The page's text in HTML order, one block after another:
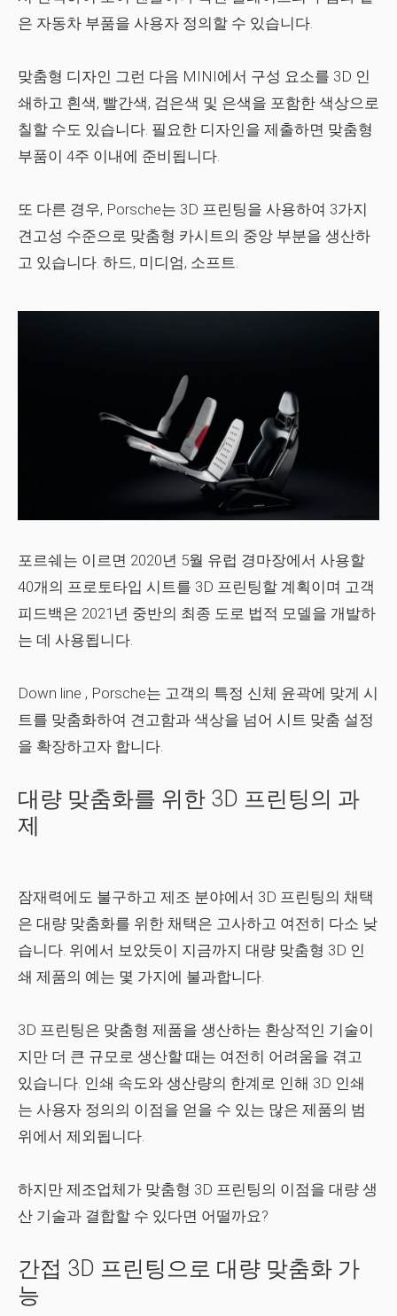
은 자동차 부품을 사용자 정의할 수 있습니다.
맞춤형 디자인 그런 다음 MINI에서 구성 요소를 3D 인
쇄하고 흰색, 빨간색, 검은색 및 은색을 포함한 색상으로
칠할 수도 있습니다. 필요한 디자인을 제출하면 맞춤형
부품이 4주 이내에 준비됩니다.
또 다른 경우, Porsche는 3D 프린팅을 사용하여 3가지
견고성 수준으로 맞춤형 카시트의 중앙 부분을 생산하
고 있습니다. 하드, 미디엄, 소프트.
포르쉐는 이르면 2020년 5월 유럽 경마장에서 사용할
40개의 프로토타입 시트를 3D 프린팅할 계획이며 고객
피드백은 2021년 중반의 최종 도로 법적 모델을 개발하
는 데 사용됩니다.
Down line , Porsche는 고객의 특정 신체 윤곽에 맞게 시
트를 맞춤화하여 견고함과 색상을 넘어 시트 맞춤 설정
을 확장하고자 합니다.
대량 맞춤화를 위한 3D 프린팅의 과
제
잠재력에도 불구하고 제조 분야에서 3D 프린팅의 채택
은 대량 맞춤화를 위한 채택은 고사하고 여전히 다소 낮
습니다. 위에서 보았듯이 지금까지 대량 맞춤형 3D 인
쇄 제품의 예는 몇 가지에 불과합니다.
3D 프린팅은 맞춤형 제품을 생산하는 환상적인 기술이
지만 더 큰 규모로 생산할 때는 여전히 어려움을 겪고
있습니다. 인쇄 속도와 생산량의 한계로 인해 3D 인쇄
는 사용자 정의의 이점을 얻을 수 있는 많은 제품의 범
위에서 제외됩니다.
하지만 제조업체가 맞춤형 3D 프린팅의 이점을 대량 생
산 기술과 결합할 수 있다면 어떨까요?
간접 3D 프린팅으로 대량 맞춤화 가
능